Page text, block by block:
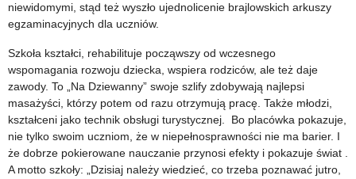
niewidomymi, stąd też wyszło ujednolicenie brajlowskich arkuszy
egzaminacyjnych dla uczniów.
Szkoła kształci, rehabilituje począwszy od wczesnego
wspomagania rozwoju dziecka, wspiera rodziców, ale też daje
zawody. To „Na Dziewanny” swoje szlify zdobywają najlepsi
masażyści, którzy potem od razu otrzymują pracę. Także młodzi,
kształceni jako technik obsługi turystycznej. Bo placówka pokazuje,
nie tylko swoim uczniom, że w niepełnosprawności nie ma barier. I
że dobrze pokierowane nauczanie przynosi efekty i pokazuje świat .
A motto szkoły: „Dzisiaj należy wiedzieć, co trzeba poznawać jutro,